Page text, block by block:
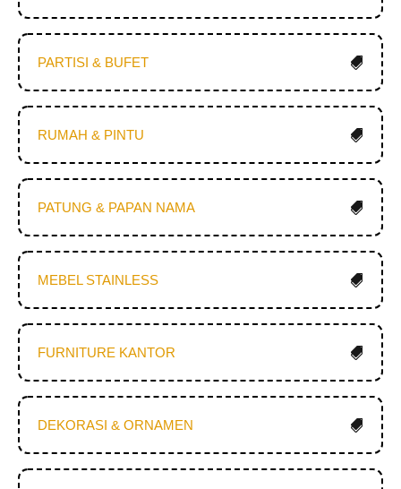
PARTISI & BUFET
RUMAH & PINTU
PATUNG & PAPAN NAMA
MEBEL STAINLESS
FURNITURE KANTOR
DEKORASI & ORNAMEN